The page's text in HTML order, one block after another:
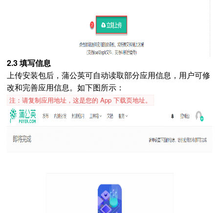
2.3 填写信息
上传安装包后，蒲公英可自动读取部分应用信息，用户可修
改和完善应用信息。如下图所示：
注：请复制应用地址，这是您的 App 下载页地址。